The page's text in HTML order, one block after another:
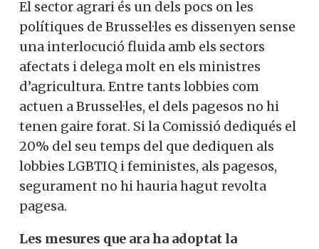
El sector agrari és un dels pocs on les
polítiques de Brussel·les es dissenyen sense
una interlocució fluida amb els sectors
afectats i delega molt en els ministres
d’agricultura. Entre tants lobbies com
actuen a Brussel·les, el dels pagesos no hi
tenen gaire forat. Si la Comissió dediqués el
20% del seu temps del que dediquen als
lobbies LGBTIQ i feministes, als pagesos,
segurament no hi hauria hagut revolta
pagesa.
Les mesures que ara ha adoptat la